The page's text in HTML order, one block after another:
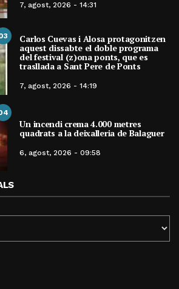
7, agost, 2026 - 14:31
Carlos Cuevas i Alosa protagonitzen
aquest dissabte el doble programa
del festival (z)ona ponts, que es
trasllada a Sant Pere de Ponts
7, agost, 2026 - 14:19
Un incendi crema 4.000 metres
quadrats a la deixalleria de Balaguer
6, agost, 2026 - 09:58